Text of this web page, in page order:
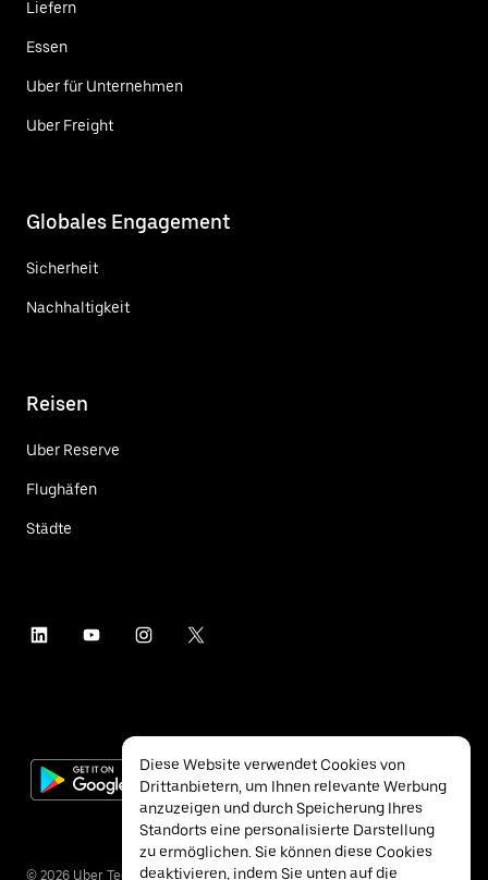
Liefern
Essen
Uber für Unternehmen
Uber Freight
Globales Engagement
Sicherheit
Nachhaltigkeit
Reisen
Uber Reserve
Flughäfen
Städte
© 2026 Uber Technologies Inc.
Diese Website verwendet Cookies von
Drittanbietern, um Ihnen relevante Werbung
anzuzeigen und durch Speicherung Ihres
Standorts eine personalisierte Darstellung
zu ermöglichen. Sie können diese Cookies
deaktivieren, indem Sie unten auf die